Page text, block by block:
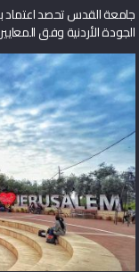
جامعة القدس تحصد اعتماد
الجودة الأردنية وفق